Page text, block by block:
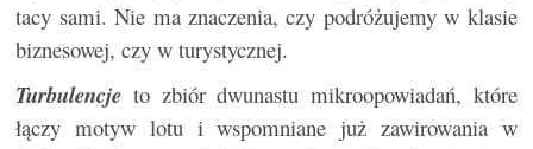
tacy sami. Nie ma znaczenia, czy podróżujemy w klasie
biznesowej, czy w turystycznej.
Turbulencje to zbiór dwunastu mikroopowiadań, które
łączy motyw lotu i wspomniane już zawirowania w